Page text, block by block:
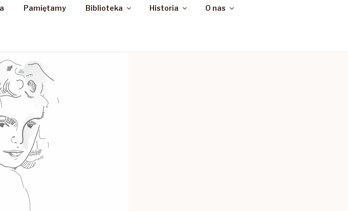
Pamiętamy Biblioteka Historia O nas